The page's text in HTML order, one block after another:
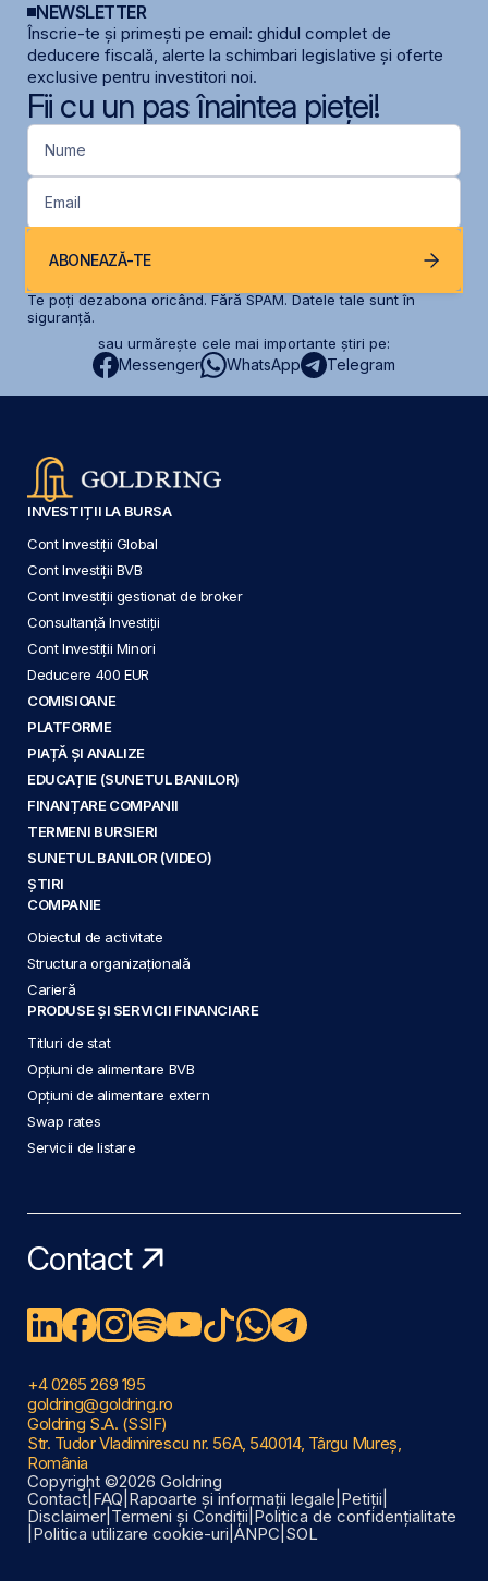
NEWSLETTER
Înscrie-te și primești pe email: ghidul complet de
deducere fiscală, alerte la schimbari legislative și oferte
exclusive pentru investitori noi.
Fii cu un pas înaintea pieței!
Nume
Email
ABONEAZĂ-TE
Te poți dezabona oricând. Fără SPAM. Datele tale sunt în
siguranță.
sau urmărește cele mai importante știri pe:
Messenger WhatsApp Telegram
INVESTIȚII LA BURSA
Cont Investiții Global
Cont Investiții BVB
Cont Investiții gestionat de broker
Consultanță Investiții
Cont Investiții Minori
Deducere 400 EUR
COMISIOANE
PLATFORME
PIAȚĂ ȘI ANALIZE
EDUCAȚIE (SUNETUL BANILOR)
FINANȚARE COMPANII
TERMENI BURSIERI
SUNETUL BANILOR (VIDEO)
ȘTIRI
COMPANIE
Obiectul de activitate
Structura organizațională
Carieră
PRODUSE ȘI SERVICII FINANCIARE
Titluri de stat
Opțiuni de alimentare BVB
Opțiuni de alimentare extern
Swap rates
Servicii de listare
Contact
+4 0265 269 195
goldring@goldring.ro
Goldring S.A. (SSIF)
Str. Tudor Vladimirescu nr. 56A, 540014, Târgu Mureș,
România
Copyright ©2026 Goldring
Contact FAQ Rapoarte și informații legale Petiții
Disclaimer Termeni și Condiții Politica de confidențialitate
Politica utilizare cookie-uri ANPC SOL